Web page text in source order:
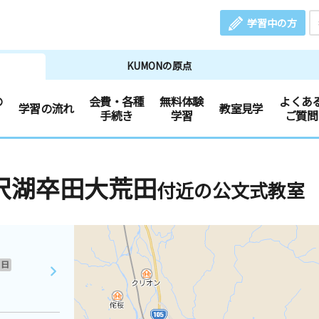
学習中の方
KUMONの原点
学習の流れ
会費・各種
手続き
無料体験
学習
教室見学
よくあ
ご質問
湖卒田大荒田付近の公文式教室
日